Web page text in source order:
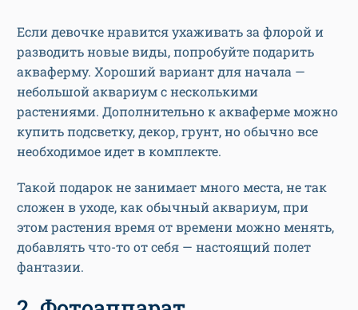
Если девочке нравится ухаживать за флорой и
разводить новые виды, попробуйте подарить
акваферму. Хороший вариант для начала —
небольшой аквариум с несколькими
растениями. Дополнительно к акваферме можно
купить подсветку, декор, грунт, но обычно все
необходимое идет в комплекте.
Такой подарок не занимает много места, не так
сложен в уходе, как обычный аквариум, при
этом растения время от времени можно менять,
добавлять что-то от себя — настоящий полет
фантазии.